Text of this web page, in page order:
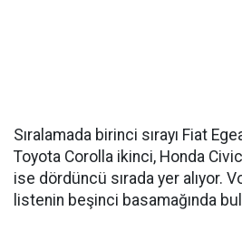
Sıralamada birinci sırayı Fiat
Toyota Corolla ikinci, Honda
ise dördüncü sırada yer alıyor.
listenin beşinci basamağında